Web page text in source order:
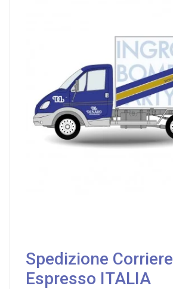
Spedizione Corriere
Espresso ITALIA